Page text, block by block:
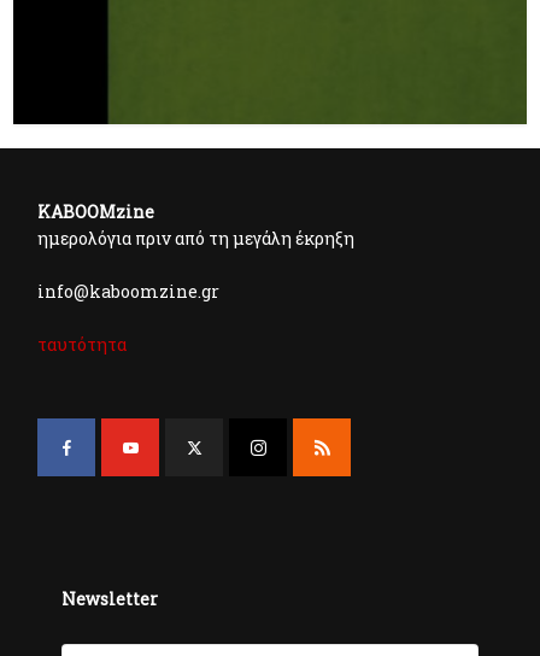
KABOOMzine
ημερολόγια πριν από τη μεγάλη έκρηξη
info@kaboomzine.gr
ταυτότητα
Newsletter